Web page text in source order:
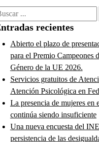
recientes
Abierto el plazo de
para el Premio Campeones
Género de la UE 2026.
Servicios gratuitos de
Atención Psicológica en
La presencia de mujeres en
continúa siendo insuficiente
Una nueva encuesta del
persistencia de las